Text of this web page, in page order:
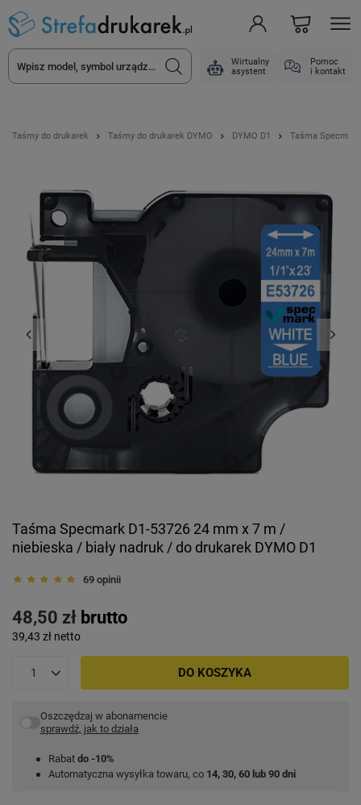
Wirtualny
asystent
Pomoc
i kontakt
Taśmy do drukarek Taśmy do drukarek DYMO DYMO D1 Taśma
Taśma Specmark D1-53726 24 mm x 7 m /
niebieska / biały nadruk / do drukarek DYMO D1
69 opinii
48,50 zł brutto
39,43 zł netto
DO KOSZYKA
Oszczędzaj w abonamencie
sprawdź, jak to działa
Rabat do -10%
Automatyczna wysyłka towaru, co 14, 30, 60 lub 90 dni